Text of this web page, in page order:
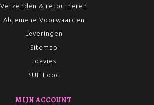
Verzenden & retourneren
Algemene Voorwaarden
Leveringen
Sitemap
Loavies
SUE Food
MIJN ACCOUNT